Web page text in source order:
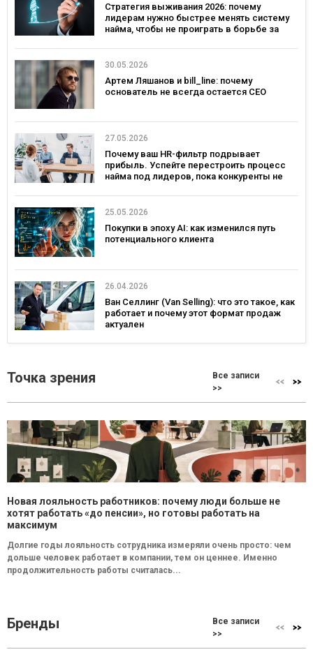
Стратегия выживания 2026: почему
лидерам нужно быстрее менять систему
найма, чтобы не проиграть в борьбе за
30.05.2026
Артем Ляшанов и bill_line: почему
основатель не всегда остается СЕО
27.05.2026
Почему ваш HR-фильтр подрывает
прибыль. Успейте перестроить процесс
найма под лидеров, пока конкуренты не
25.05.2026
Покупки в эпоху AI: как изменился путь
потенциального клиента
26.04.2026
Ван Селлинг (Van Selling): что это такое, как
работает и почему этот формат продаж
актуален
Точка зрения
Все записи
>>
Новая лояльность работников: почему люди больше не
хотят работать «до пенсии», но готовы работать на
максимум
Долгие годы лояльность сотрудника измеряли очень просто: чем
дольше человек работает в компании, тем он ценнее. Именно
продолжительность работы считалась...
Бренды
Все записи
>>